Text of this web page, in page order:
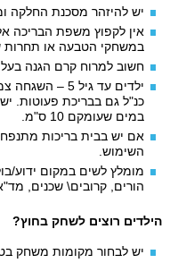
יש להיזהר מסכנת החלקה
אין לקפוץ משפת הבריכה
במשחקי הטבעה או תחרות
חשוב למרוח קרם הגנה
ילדים עד גיל
כנ"ל גם בבריכת פעוטות.
במים שעומקם 10 ס"מ.
אם יש בבית בריכות
השימוש.
מומלץ לשים במקום ידוע/
הורים, קרובים\ שכנים,
הילדים רוצים לשחק בחוץ?
יש לבחור מקומות משחק